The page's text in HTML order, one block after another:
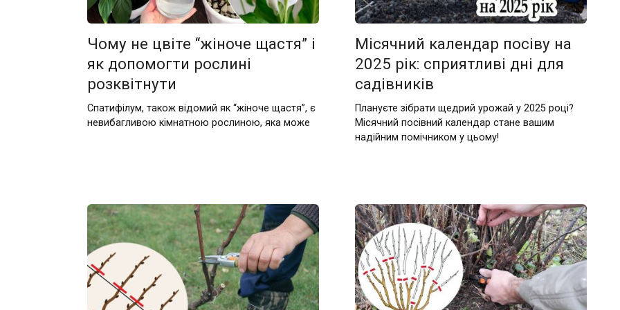
Чому не цвіте “жіноче щастя” і
як допомогти рослині
розквітнути
Спатифілум, також відомий як “жіноче щастя”, є
невибагливою кімнатною рослиною, яка може
Місячний календар посіву на
2025 рік: сприятливі дні для
садівників
Плануєте зібрати щедрий урожай у 2025 році?
Місячний посівний календар стане вашим
надійним помічником у цьому!